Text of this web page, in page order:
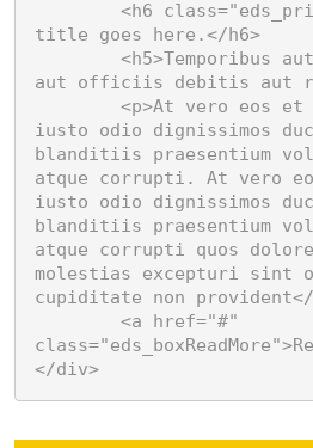
title goes here.</h6>
aut officiis debitis aut
iusto odio dignissimos
blanditiis praesentium
atque corrupti. At vero
iusto odio dignissimos
blanditiis praesentium
atque corrupti quos
molestias excepturi sint
cupiditate non provident</
</div>